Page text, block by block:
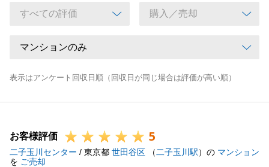
表示はアンケート回収日順（回収日が同じ場合は評価が高い順）
お客様評価 5
二子玉川センター / 東京都 世田谷区 （ 二子玉川駅）の マンション
を ご売却